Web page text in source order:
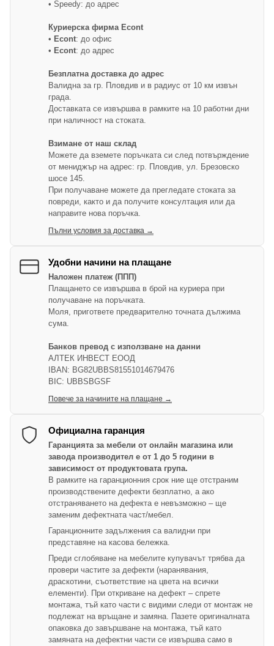
• Speedy: до адрес
Куриерска фирма Econt
• Econt: до офис
• Econt: до адрес
Безплатна доставка до адрес
Валидна за гр. Пловдив и в радиус от 10 км извън
града.
Доставката се извършва в рамките на 10 работни дни
при наличност на стоката.
Взимане от наш склад
Можете да вземете поръчката си след потвърждение
от мениджър на адрес: гр. Пловдив, ул. Брезовско
шосе 145.
При получаване можете да прегледате стоката за
повреди, както и да получите консултация или да
направите нова поръчка.
Пълни условия за доставка →
Удобни начини на плащане
Наложен платеж (ППП)
Плащането се извършва в брой на куриера при
получаване на поръчката.
Моля, пригответе предварително точната дължима
сума.
Банков превод с използване на данни
АЛТЕК ИНВЕСТ ЕООД
IBAN: BG82UBBS81551014679476
BIC: UBBSBGSF
Повече за начините на плащане →
Официална гаранция
Гаранцията за мебели от онлайн магазина или
завода производител е от 1 до 5 години в
зависимост от продуктовата група.
В рамките на гаранционния срок ние ще отстраним
производствените дефекти безплатно, а ако
отстраняването на дефекта е невъзможно – ще
заменим дефектната част/мебел.
Гаранционните задължения са валидни при
представяне на касова бележка.
Преди сглобяване на мебелите купувачът трябва да
провери частите за дефекти (наранявания,
драскотини, съответствие на цвета на всички
елементи). При откриване на дефект – спрете
монтажа, тъй като части с видими следи от монтаж не
подлежат на връщане и замяна. Пазете оригиналната
опаковка до завършване на монтажа, тъй като
замяната на дефектни части се извършва само в